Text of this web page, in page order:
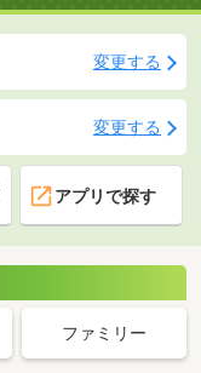
変更する
変更する
アプリで探す
ファミリー